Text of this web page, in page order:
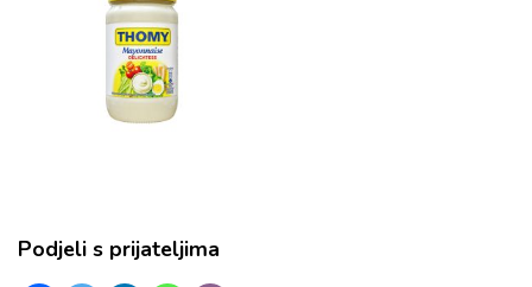
Podjeli s prijateljima